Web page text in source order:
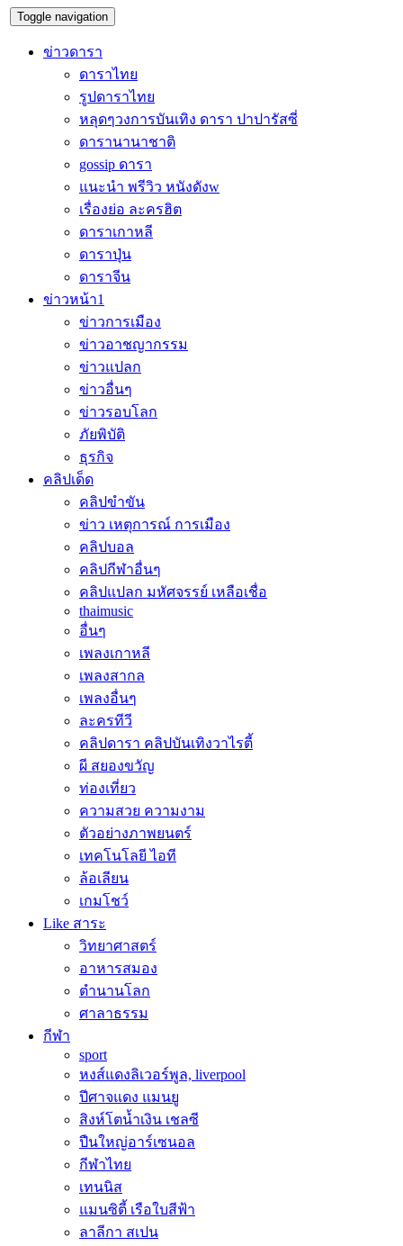
Toggle navigation
ข่าวดารา
ดาราไทย
รูปดาราไทย
หลุดๆวงการบันเทิง ดารา ปาปารัสซี่
ดารานานาชาติ
gossip ดารา
แนะนำ พรีวิว หนังดังw
เรื่องย่อ ละครฮิต
ดาราเกาหลี
ดาราปุ่น
ดาราจีน
ข่าวหน้า1
ข่าวการเมือง
ข่าวอาชญากรรม
ข่าวแปลก
ข่าวอื่นๆ
ข่าวรอบโลก
ภัยพิบัติ
ธุรกิจ
คลิปเด็ด
คลิปขำขัน
ข่าว เหตุการณ์ การเมือง
คลิปบอล
คลิปกีฬาอื่นๆ
คลิปแปลก มหัศจรรย์ เหลือเชื่อ
thaimusic
อื่นๆ
เพลงเกาหลี
เพลงสากล
เพลงอื่นๆ
ละครทีวี
คลิปดารา คลิปบันเทิงวาไรตี้
ผี สยองขวัญ
ท่องเที่ยว
ความสวย ความงาม
ตัวอย่างภาพยนตร์
เทคโนโลยี ไอที
ล้อเลียน
เกมโชว์
Like สาระ
วิทยาศาสตร์
อาหารสมอง
ตำนานโลก
ศาลาธรรม
กีฬา
sport
หงส์แดงลิเวอร์พูล, liverpool
ปีศาจแดง แมนยู
สิงห์โตน้ำเงิน เชลซี
ปืนใหญ่อาร์เซนอล
กีฬาไทย
เทนนิส
แมนซิตี้ เรือใบสีฟ้า
ลาลีกา สเปน